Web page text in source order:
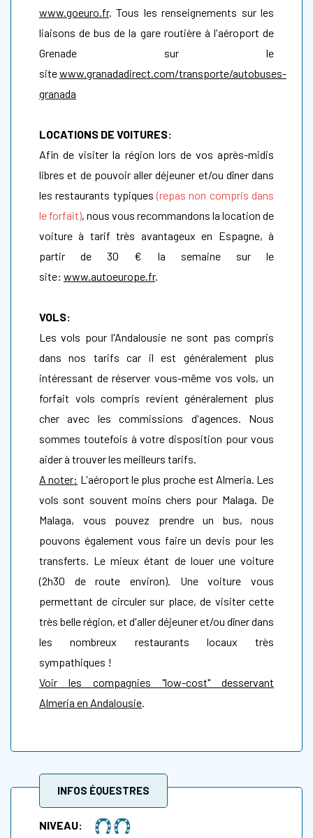
www.goeuro.fr. Tous les renseignements sur les
liaisons de bus de la gare routière à l'aéroport de
Grenade sur le
sitewww.granadadirect.com/transporte/autobuses-
granada
LOCATIONS DE VOITURES:
Afin de visiter la région lors de vos après-midis
libres et de pouvoir aller déjeuner et/ou dîner dans
les restaurants typiques(repas non compris dans
le forfait), nous vous recommandons la location de
voiture à tarif très avantageux en Espagne, à
partir de 30 € la semaine sur le
site: www.autoeurope.fr.
VOLS:
Les vols pour l'Andalousie ne sont pas compris
dans nos tarifs car il est généralement plus
intéressant de réserver vous-même vos vols, un
forfait vols compris revient généralement plus
cher avec les commissions d'agences. Nous
sommes toutefois à votre disposition pour vous
aider à trouver les meilleurs tarifs.
A noter: L'aéroport le plus proche est Almeria. Les
vols sont souvent moins chers pour Malaga. De
Malaga, vous pouvez prendre un bus, nous
pouvons également vous faire un devis pour les
transferts. Le mieux étant de louer une voiture
(2h30 de route environ). Une voiture vous
permettant de circuler sur place, de visiter cette
très belle région, et d'aller déjeuner et/ou dîner dans
les nombreux restaurants locaux très
sympathiques !
Voir les compagnies "low-cost" desservant
Almeria en Andalousie.
INFOS ÉQUESTRES
NIVEAU: